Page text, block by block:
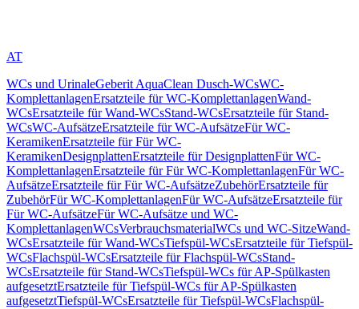
AT
WCs und UrinaleGeberit AquaClean Dusch-WCsWC-
KomplettanlagenErsatzteile für WC-KomplettanlagenWand-
WCsErsatzteile für Wand-WCsStand-WCsErsatzteile für Stand-
WCsWC-AufsätzeErsatzteile für WC-AufsätzeFür WC-
KeramikenErsatzteile für Für WC-
KeramikenDesignplattenErsatzteile für DesignplattenFür WC-
KomplettanlagenErsatzteile für Für WC-KomplettanlagenFür WC-
AufsätzeErsatzteile für Für WC-AufsätzeZubehörErsatzteile für
ZubehörFür WC-KomplettanlagenFür WC-AufsätzeErsatzteile für
Für WC-AufsätzeFür WC-Aufsätze und WC-
KomplettanlagenWCsVerbrauchsmaterialWCs und WC-SitzeWand-
WCsErsatzteile für Wand-WCsTiefspül-WCsErsatzteile für Tiefspül-
WCsFlachspül-WCsErsatzteile für Flachspül-WCsStand-
WCsErsatzteile für Stand-WCsTiefspül-WCs für AP-Spülkasten
aufgesetztErsatzteile für Tiefspül-WCs für AP-Spülkasten
aufgesetztTiefspül-WCsErsatzteile für Tiefspül-WCsFlachspül-